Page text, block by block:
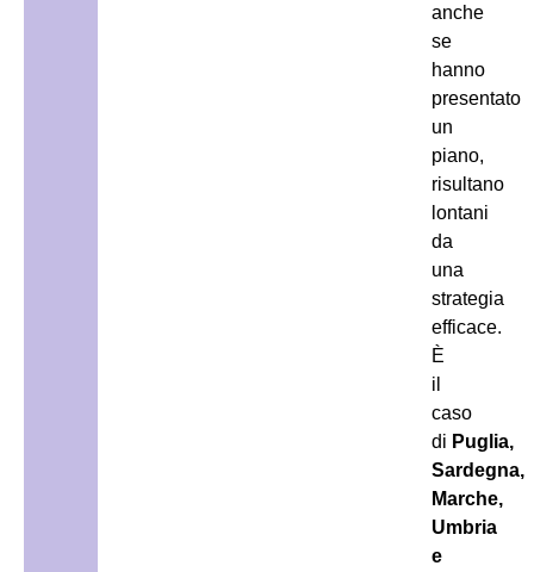
anche
se
hanno
presentato
un
piano,
risultano
lontani
da
una
strategia
efficace.
È
il
caso
di Puglia,
Sardegna,
Marche,
Umbria
e